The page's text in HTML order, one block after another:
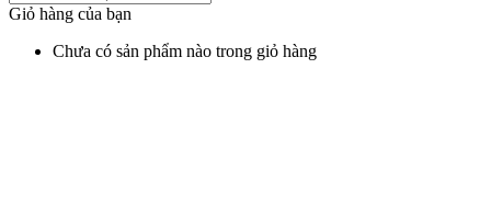
Giỏ hàng của bạn
Chưa có sản phẩm nào trong giỏ hàng